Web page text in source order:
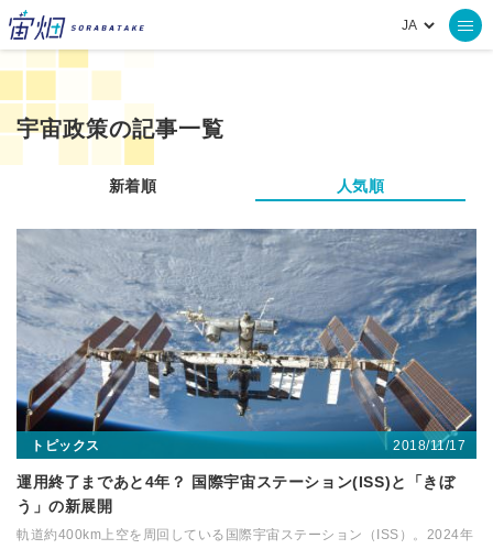
宇宙政策の記事一覧
新着順 人気順
トピックス 2018/11/17
運用終了まであと4年？ 国際宇宙ステーション(ISS)と「きぼ
う」の新展開
軌道約400km上空を周回している国際宇宙ステーション（ISS）。2024年